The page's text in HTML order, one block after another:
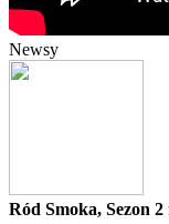
Newsy
Ród Smoka, Sezon